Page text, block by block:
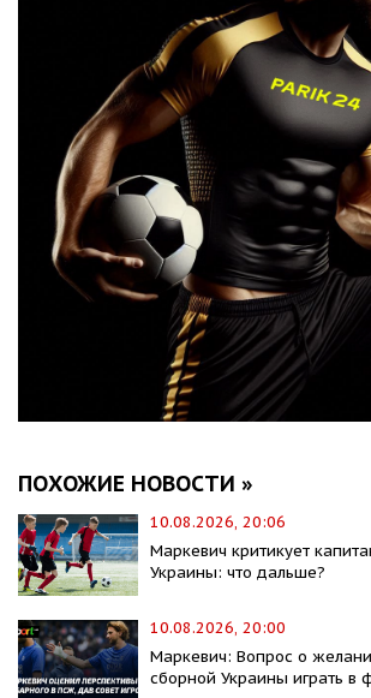
ПОХОЖИЕ НОВОСТИ »
10.08.2026, 20:06
Маркевич критикует
Украины: что дальше?
10.08.2026, 20:00
Маркевич: Вопрос о
сборной Украины играть в